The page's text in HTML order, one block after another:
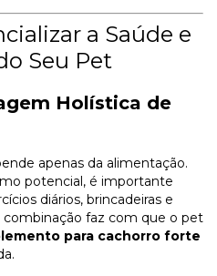
a Saúde e
Seu Pet
Holística de
apenas da alimentação.
potencial, é importante
diários, brincadeiras e
faz com que o pet
para cachorro forte